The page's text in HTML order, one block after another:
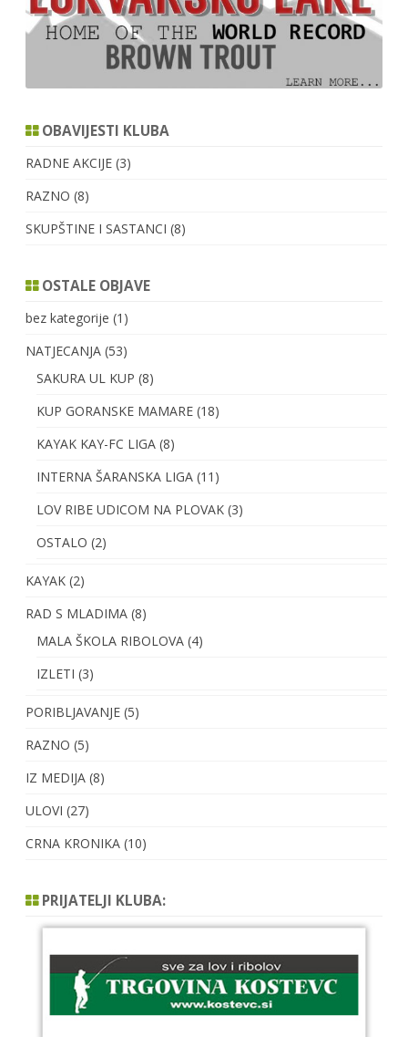
OBAVIJESTI KLUBA
RADNE AKCIJE (3)
RAZNO (8)
SKUPŠTINE I SASTANCI (8)
OSTALE OBJAVE
bez kategorije (1)
NATJECANJA (53)
SAKURA UL KUP (8)
KUP GORANSKE MAMARE (18)
KAYAK KAY-FC LIGA (8)
INTERNA ŠARANSKA LIGA (11)
LOV RIBE UDICOM NA PLOVAK (3)
OSTALO (2)
KAYAK (2)
RAD S MLADIMA (8)
MALA ŠKOLA RIBOLOVA (4)
IZLETI (3)
PORIBLJAVANJE (5)
RAZNO (5)
IZ MEDIJA (8)
ULOVI (27)
CRNA KRONIKA (10)
PRIJATELJI KLUBA: